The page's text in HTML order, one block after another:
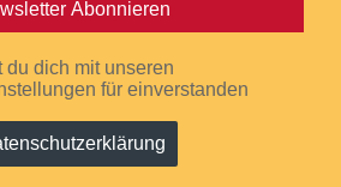
Abonnieren
du dich mit unseren
für einverstanden